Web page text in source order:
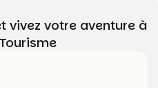
vivez votre aventure à